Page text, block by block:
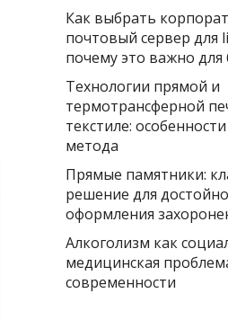
Как выбрать
почтовый сервер для
почему это важно для
Технологии прямой и
термотрансферной
текстиле:
метода
Прямые памятники:
решение для
оформления
Алкоголизм как
медицинская
современности